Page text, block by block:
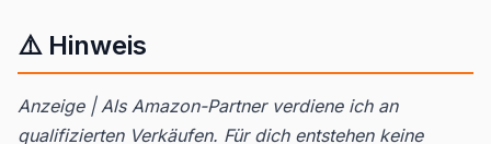
⚠️ Hinweis
Anzeige | Als Amazon-Partner verdiene ich an
qualifizierten Verkäufen. Für dich entstehen keine